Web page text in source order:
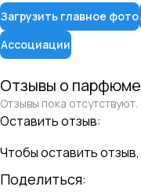
Загрузить главное фото
Ассоциации
Отзывы о парфюме
Отзывы пока отсутствуют.
Оставить отзыв:
Чтобы оставить отзыв,
Поделиться: